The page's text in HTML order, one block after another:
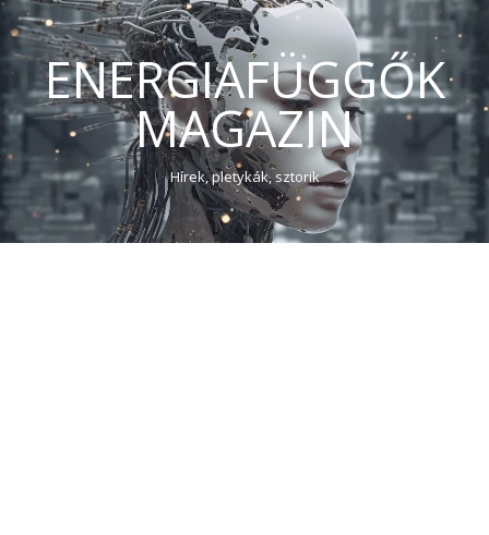
ENERGIAFÜGGŐK
MAGAZIN
Hírek, pletykák, sztorik